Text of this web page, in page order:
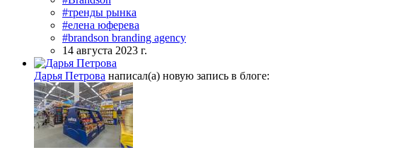
#тренды рынка
#елена юферева
#brandson branding agency
14 августа 2023 г.
Дарья Петрова написал(а) новую запись в блоге: